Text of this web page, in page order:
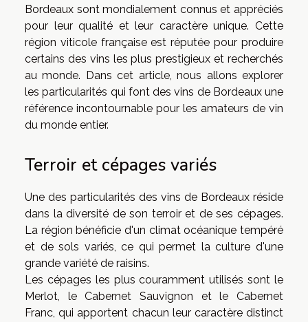
Bordeaux sont mondialement connus et appréciés
pour leur qualité et leur caractère unique. Cette
région viticole française est réputée pour produire
certains des vins les plus prestigieux et recherchés
au monde. Dans cet article, nous allons explorer
les particularités qui font des vins de Bordeaux une
référence incontournable pour les amateurs de vin
du monde entier.
Terroir et cépages variés
Une des particularités des vins de Bordeaux réside
dans la diversité de son terroir et de ses cépages.
La région bénéficie d'un climat océanique tempéré
et de sols variés, ce qui permet la culture d'une
grande variété de raisins.
Les cépages les plus couramment utilisés sont le
Merlot, le Cabernet Sauvignon et le Cabernet
Franc, qui apportent chacun leur caractère distinct